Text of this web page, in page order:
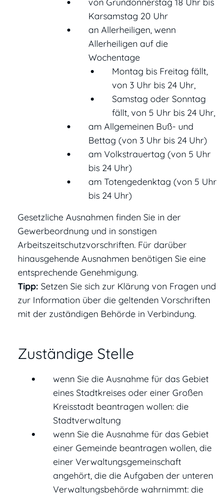
Karsamstag 20 Uhr
an Allerheiligen, wenn
Allerheiligen auf die
Wochentage
Montag bis Freitag fällt,
von 3 Uhr bis 24 Uhr,
Samstag oder Sonntag
fällt, von 5 Uhr bis 24 Uhr,
am Allgemeinen Buß- und
Bettag (von 3 Uhr bis 24 Uhr)
am Volkstrauertag (von 5 Uhr
bis 24 Uhr)
am Totengedenktag (von 5 Uhr
bis 24 Uhr)
Gesetzliche Ausnahmen finden Sie in der
Gewerbeordnung und in sonstigen
Arbeitszeitschutzvorschriften. Für darüber
hinausgehende Ausnahmen benötigen Sie eine
entsprechende Genehmigung.
Tipp: Setzen Sie sich zur Klärung von Fragen und
zur Information über die geltenden Vorschriften
mit der zuständigen Behörde in Verbindung.
Zuständige Stelle
wenn Sie die Ausnahme für das Gebiet
eines Stadtkreises oder einer Großen
Kreisstadt beantragen wollen: die
Stadtverwaltung
wenn Sie die Ausnahme für das Gebiet
einer Gemeinde beantragen wollen, die
einer Verwaltungsgemeinschaft
angehört, die die Aufgaben der unteren
Verwaltungsbehörde wahrnimmt: die